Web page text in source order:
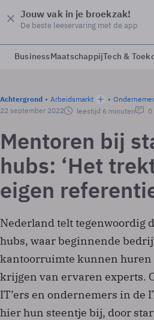
Jouw vak in je broekzak!
De beste leeservaring met de app
BusinessMaatschappijTech &
Achtergrond Arbeidsmarkt
22 september 2022
leestijd 6 minuten 0
Mentoren bij
hubs: ‘Het
eigen
Nederland telt tegenwoordig
hubs, waar beginnende
kantoorruimte kunnen huren
krijgen van ervaren experts.
IT’ers en ondernemers in de
hier hun steentje bij, door